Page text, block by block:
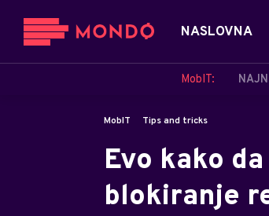
NASLOVNA
MobIT:
MobIT Tips and tricks
Evo kako
blokiranje